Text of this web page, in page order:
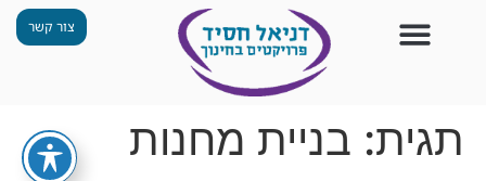
צור קשר
תגית: בניית מחנות